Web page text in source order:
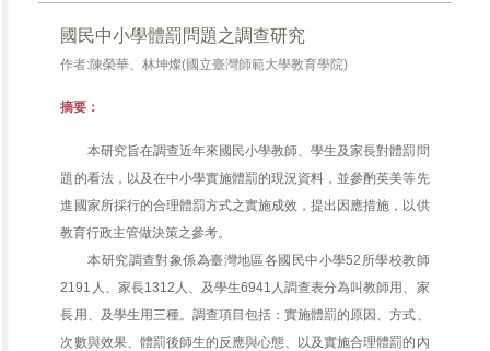
國民中小學體罰問題之調查研究
作者:陳榮華、林坤燦(國立臺灣師範大學教育學院)
摘要：
本研究旨在調查近年來國民小學教師、學生及家長對體罰問
題的看法，以及在中小學實施體罰的現況資料，並參酌英美等先
進國家所採行的合理體罰方式之實施成效，提出因應措施，以供
教育行政主管做決策之參考。
本研究調查對象係為臺灣地區各國民中小學52所學校教師
2191人、家長1312人、及學生6941人調查表分為叫教師用、家
長用、及學生用三種。調查項目包括：實施體罰的原因、方式、
次數與效果、體罰後師生的反應與心態、以及實施合理體罰的內